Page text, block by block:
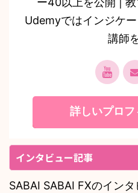
Udemyではインジケ
講師
詳しいプロ
インタビュー記事
SABAI SABAI FXのイン